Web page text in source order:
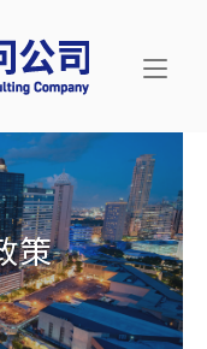
策